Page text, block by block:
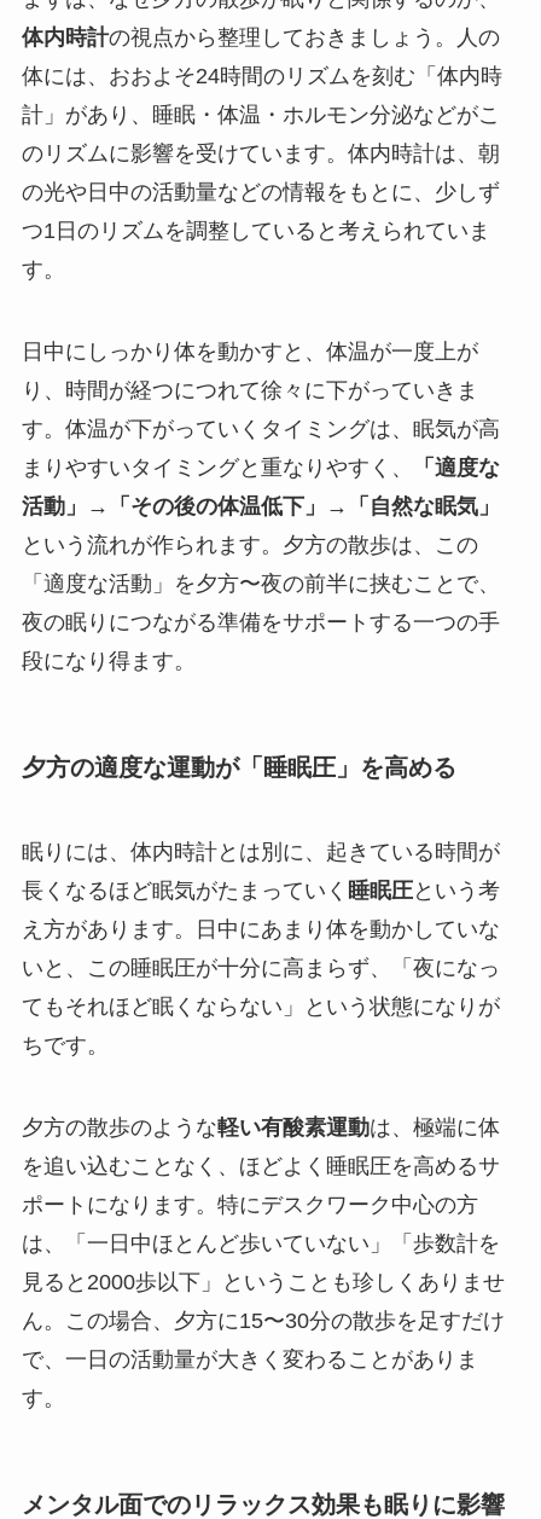
体内時計の視点から整理しておきましょう。人の
体には、おおよそ24時間のリズムを刻む「体内時
計」があり、睡眠・体温・ホルモン分泌などがこ
のリズムに影響を受けています。体内時計は、朝
の光や日中の活動量などの情報をもとに、少しず
つ1日のリズムを調整していると考えられていま
す。
日中にしっかり体を動かすと、体温が一度上が
り、時間が経つにつれて徐々に下がっていきま
す。体温が下がっていくタイミングは、眠気が高
まりやすいタイミングと重なりやすく、
「適度な
活動」→「その後の体温低下」→「自然な眠気」
という流れが作られます。夕方の散歩は、この
「適度な活動」を夕方〜夜の前半に挟むことで、
夜の眠りにつながる準備をサポートする一つの手
段になり得ます。
夕方の適度な運動が「睡眠圧」を高める
眠りには、体内時計とは別に、起きている時間が
長くなるほど眠気がたまっていく 睡眠圧という考
え方があります。日中にあまり体を動かしていな
いと、この睡眠圧が十分に高まらず、「夜になっ
てもそれほど眠くならない」という状態になりが
ちです。
夕方の散歩のような軽い有酸素運動は、極端に体
を追い込むことなく、ほどよく睡眠圧を高めるサ
ポートになります。特にデスクワーク中心の方
は、「一日中ほとんど歩いていない」「歩数計を
見ると2000歩以下」ということも珍しくありませ
ん。この場合、夕方に15〜30分の散歩を足すだけ
で、一日の活動量が大きく変わることがありま
す。
メンタル面でのリラックス効果も眠りに影響